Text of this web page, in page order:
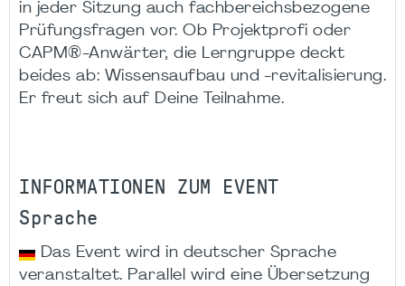
in jeder Sitzung auch fachbereichsbezogene
Prüfungsfragen vor. Ob Projektprofi oder
CAPM®-Anwärter, die Lerngruppe deckt
beides ab: Wissensaufbau und -revitalisierung.
Er freut sich auf Deine Teilnahme.
INFORMATIONEN ZUM EVENT
Sprache
Das Event wird in deutscher Sprache
veranstaltet. Parallel wird eine Übersetzung